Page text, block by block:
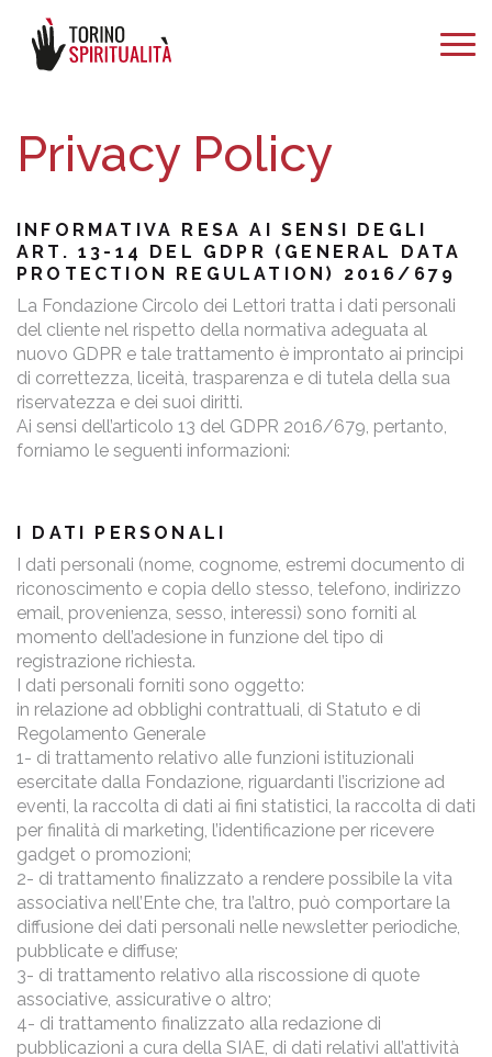
Privacy Policy
INFORMATIVA RESA AI SENSI DEGLI
ART. 13-14 DEL GDPR (GENERAL DATA
PROTECTION REGULATION) 2016/679
La Fondazione Circolo dei Lettori tratta i dati personali
del cliente nel rispetto della normativa adeguata al
nuovo GDPR e tale trattamento è improntato ai principi
di correttezza, liceità, trasparenza e di tutela della sua
riservatezza e dei suoi diritti.
Ai sensi dell’articolo 13 del GDPR 2016/679, pertanto,
forniamo le seguenti informazioni:
I DATI PERSONALI
I dati personali (nome, cognome, estremi documento di
riconoscimento e copia dello stesso, telefono, indirizzo
email, provenienza, sesso, interessi) sono forniti al
momento dell’adesione in funzione del tipo di
registrazione richiesta.
I dati personali forniti sono oggetto:
in relazione ad obblighi contrattuali, di Statuto e di
Regolamento Generale
1- di trattamento relativo alle funzioni istituzionali
esercitate dalla Fondazione, riguardanti l’iscrizione ad
eventi, la raccolta di dati ai fini statistici, la raccolta di dati
per finalità di marketing, l’identificazione per ricevere
gadget o promozioni;
2- di trattamento finalizzato a rendere possibile la vita
associativa nell’Ente che, tra l’altro, può comportare la
diffusione dei dati personali nelle newsletter periodiche,
pubblicate e diffuse;
3- di trattamento relativo alla riscossione di quote
associative, assicurative o altro;
4- di trattamento finalizzato alla redazione di
pubblicazioni a cura della SIAE, di dati relativi all’attività